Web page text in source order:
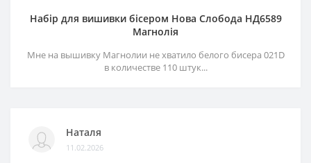
Набір для вишивки бісером Нова Слобода НД6589
Магнолія
Мне на вышивку Магнолии не хватило белого бисера 021D
в количестве 110 штук...
Наталя
11.02.2026